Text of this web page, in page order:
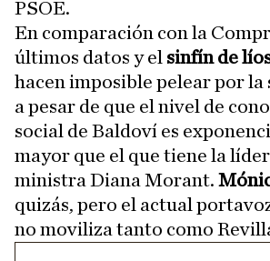
PSOE.
En comparación con la
últimos datos y el sinfín de
hacen imposible pelear por la
a pesar de que el nivel de
social de Baldoví es
mayor que el que tiene la líder
ministra Diana Morant.
quizás, pero el actual
no moviliza tanto como